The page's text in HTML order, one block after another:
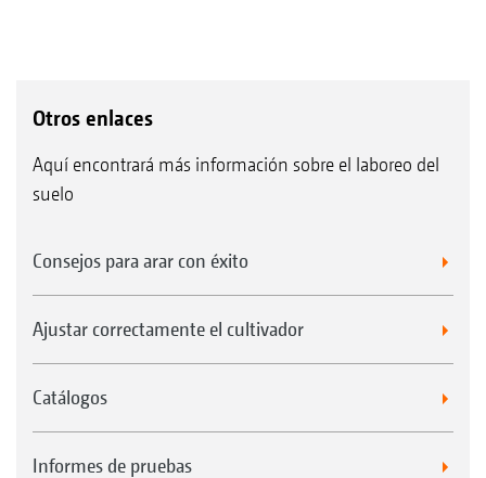
Otros enlaces
Aquí encontrará más información sobre el laboreo del
suelo
Consejos para arar con éxito
Ajustar correctamente el cultivador
Catálogos
Informes de pruebas